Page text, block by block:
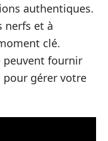
authentiques.
nerfs et à
clé.
peuvent fournir
pour gérer votre